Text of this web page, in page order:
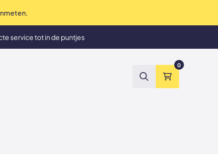
service tot in de puntjes
tevreden? Geld terug
ZoekenWinkelmand
0